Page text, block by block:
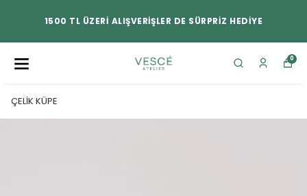
1500 TL ÜZERİ ALIŞVERİŞLER DE SÜRPRİZ HEDİYE
0
ÇELİK KÜPE